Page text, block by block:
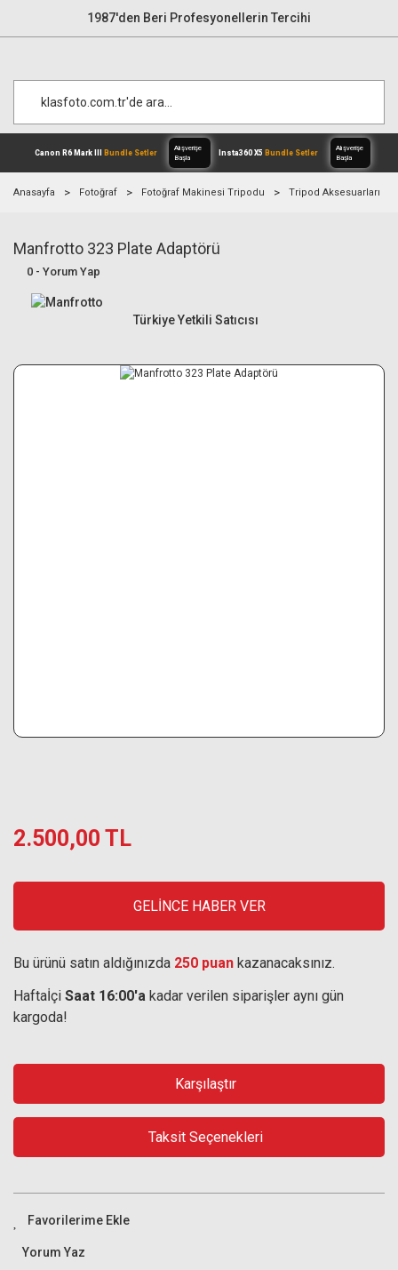
1987'den Beri Profesyonellerin Tercihi
Canon R6 Mark IIIBundle Setler
Anasayfa Fotoğraf Fotoğraf Makinesi Tripodu Tripod Aksesuarları
Manfrotto 323 Plate Adaptörü
0 - Yorum Yap
Türkiye Yetkili Satıcısı
2.500,00 TL
GELİNCE HABER VER
Bu ürünü satın aldığınızda 250 puan kazanacaksınız.
Haftaİçi Saat 16:00'a kadar verilen siparişler aynı gün
kargoda!
Karşılaştır
Taksit Seçenekleri
Yorum Yaz